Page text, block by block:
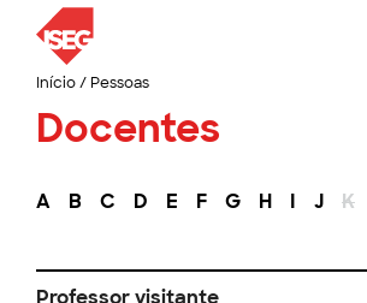
Início/ Pessoas
Docentes
A B C D E F G H I J K
Professor visitante